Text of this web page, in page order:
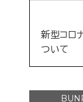
新型コロ
ついて